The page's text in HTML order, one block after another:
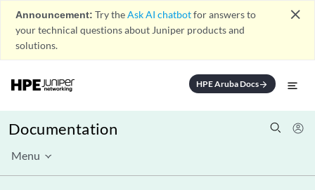
Announcement: Try theAsk AI chatbotfor answers to
your technical questions about Juniper products and
solutions.
close
HPE Aruba Docsarrow_forward
Documentation
Menu